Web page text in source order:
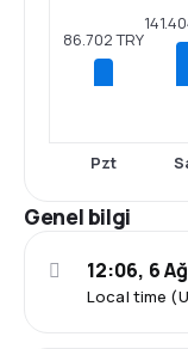
86.702 TRY
Pzt
Genel bilgi
Local time
12:06, 6